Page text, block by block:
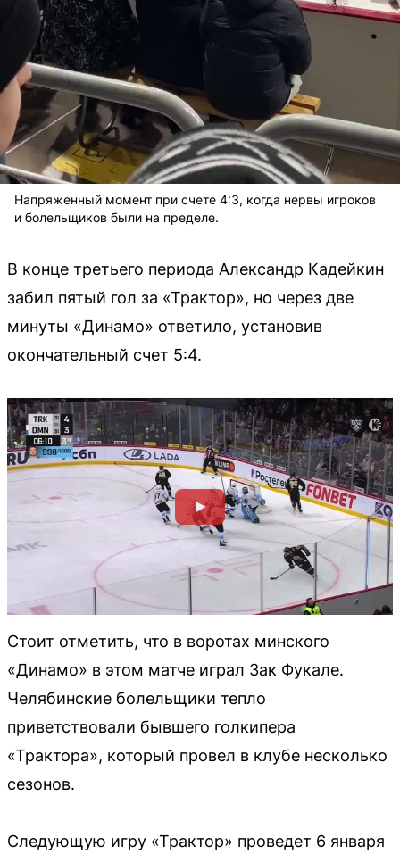
Напряженный момент при счете 4:3, когда нервы игроков
и болельщиков были на пределе.
В конце третьего периода Александр Кадейкин
забил пятый гол за «Трактор», но через две
минуты «Динамо» ответило, установив
окончательный счет 5:4.
Стоит отметить, что в воротах минского
«Динамо» в этом матче играл Зак Фукале.
Челябинские болельщики тепло
приветствовали бывшего голкипера
«Трактора», который провел в клубе несколько
сезонов.
Следующую игру «Трактор» проведет 6 января